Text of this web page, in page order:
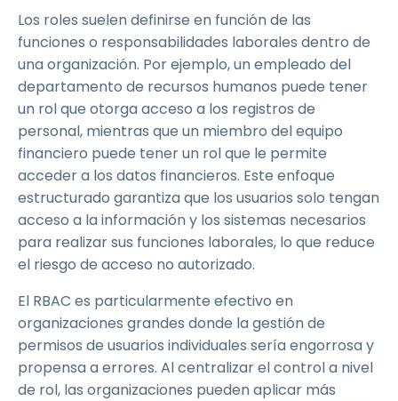
Los roles suelen definirse en función de las
funciones o responsabilidades laborales dentro de
una organización. Por ejemplo, un empleado del
departamento de recursos humanos puede tener
un rol que otorga acceso a los registros de
personal, mientras que un miembro del equipo
financiero puede tener un rol que le permite
acceder a los datos financieros. Este enfoque
estructurado garantiza que los usuarios solo tengan
acceso a la información y los sistemas necesarios
para realizar sus funciones laborales, lo que reduce
el riesgo de acceso no autorizado.
El RBAC es particularmente efectivo en
organizaciones grandes donde la gestión de
permisos de usuarios individuales sería engorrosa y
propensa a errores. Al centralizar el control a nivel
de rol, las organizaciones pueden aplicar más